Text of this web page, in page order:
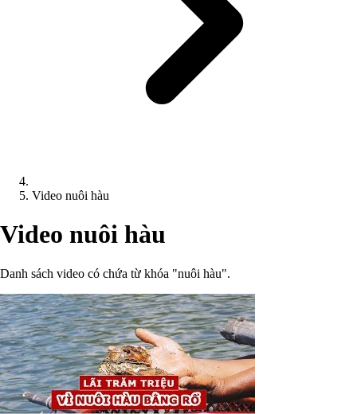
Video nuôi hàu
Video nuôi hàu
Danh sách video có chứa từ khóa "nuôi hàu".